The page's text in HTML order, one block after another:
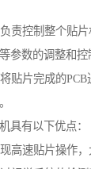
责控制整个贴
参数的调整和控
贴片完成的
具有以下优点：
高速贴片操作，